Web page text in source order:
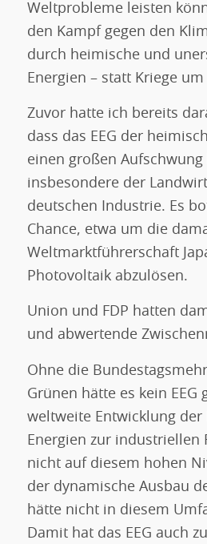
Weltprobleme leisten
den Kampf gegen den
durch heimische und
Energien – statt Kriege um
Zuvor hatte ich bereits
dass das EEG der
einen großen
insbesondere der
deutschen Industrie. Es
Chance, etwa um die
Weltmarktführerschaft
Photovoltaik abzulösen.
Union und FDP hatten
und abwertende
Ohne die
Grünen hätte es kein EEG
weltweite Entwicklung der
Energien zur industriellen
nicht auf diesem hohen
der dynamische Ausbau
hätte nicht in diesem
Damit hat das EEG auch